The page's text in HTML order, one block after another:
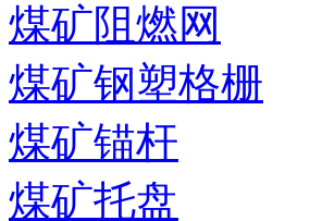
煤矿阻燃网
煤矿钢塑格栅
煤矿锚杆
煤矿托盘